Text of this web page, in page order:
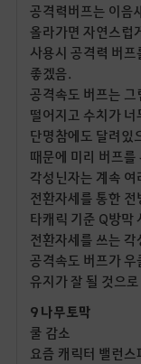
공격력버프는 이음
올라가면 자연스럽
사용시 공격력 버
좋겠음.
공격속도 버프는
떨어지고 수치가 너
단명참에도 달려있
때문에 미리 버프
각성닌자는 계속
전환자세를 통한
타캐릭 기준 Q방막
전환자세를 쓰는
공격속도 버프가
유지가 잘 될 것으
9 나무토막
쿨 감소
요즘 캐릭터 밸런